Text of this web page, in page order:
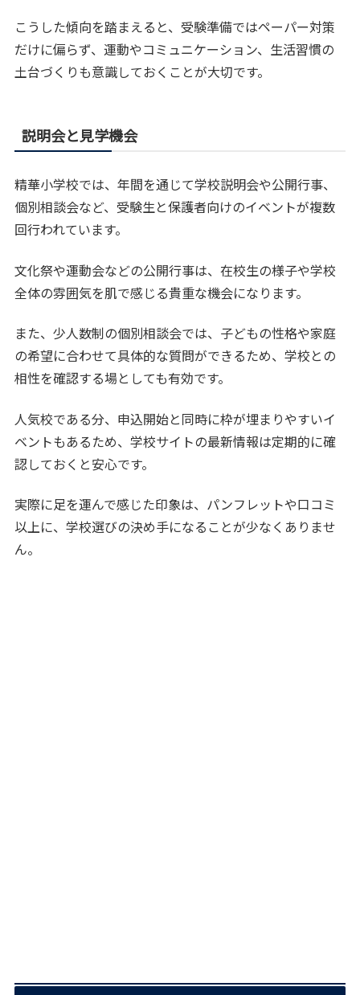
こうした傾向を踏まえると、受験準備ではペーパー対策
だけに偏らず、運動やコミュニケーション、生活習慣の
土台づくりも意識しておくことが大切です。
説明会と見学機会
精華小学校では、年間を通じて学校説明会や公開行事、
個別相談会など、受験生と保護者向けのイベントが複数
回行われています。
文化祭や運動会などの公開行事は、在校生の様子や学校
全体の雰囲気を肌で感じる貴重な機会になります。
また、少人数制の個別相談会では、子どもの性格や家庭
の希望に合わせて具体的な質問ができるため、学校との
相性を確認する場としても有効です。
人気校である分、申込開始と同時に枠が埋まりやすいイ
ベントもあるため、学校サイトの最新情報は定期的に確
認しておくと安心です。
実際に足を運んで感じた印象は、パンフレットや口コミ
以上に、学校選びの決め手になることが少なくありませ
ん。